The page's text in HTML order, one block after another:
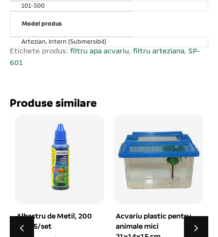
funcțiune în afara apei, pericol de gripare! La alegerea
pompei de apă țineți cont că debitul maxim de apă
scade direct proporțional cu înălțimea coloanei de apă.
În funcție de înălțimea coloanei de apă ridicate debitul
de apă variază.
101-500
Model produs
Artezian, Intern (Submersibil)
Etichete produs: filtru apa acvariu, filtru arteziana, SP-
601
Produse similare
Acvariu plastic pentru
animale mici
Decor pentru acvariu
tip MY-11137 10*10